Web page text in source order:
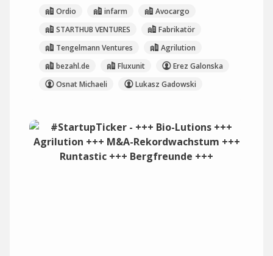
Ordio infarm
Avocargo
STARTHUB VENTURES
Fabrikatör
Tengelmann Ventures
Agrilution
bezahl.de
Fluxunit
Erez Galonska
Osnat Michaeli
Lukasz Gadowski